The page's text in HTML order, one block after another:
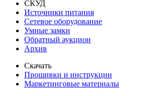
СКУД
Источники питания
Сетевое оборудование
Умные замки
Обратный аукцион
Архив
Скачать
Прошивки и инструкции
Маркетинговые материалы